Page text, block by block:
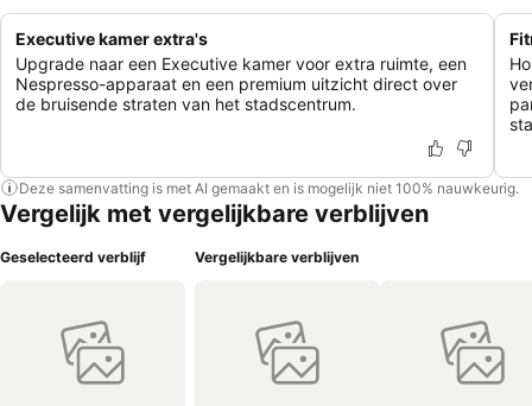
Executive kamer extra's
Upgrade naar een Executive kamer voor extra ruimte, een
Nespresso-apparaat en een premium uitzicht direct over
de bruisende straten van het stadscentrum.
Deze samenvatting is met AI gemaakt en is mogelijk niet 100% nauwkeurig.
Vergelijk met vergelijkbare verblijven
Geselecteerd verblijf Vergelijkbare verblijven